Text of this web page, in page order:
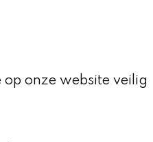
onze website veilig